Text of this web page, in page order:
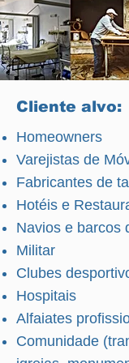
Cliente alvo:
Homeowners
Varejistas de
Fabricantes de
Hotéis e
Navios e barcos
Militar
Clubes
Hospitais
Alfaiates
Comunidade